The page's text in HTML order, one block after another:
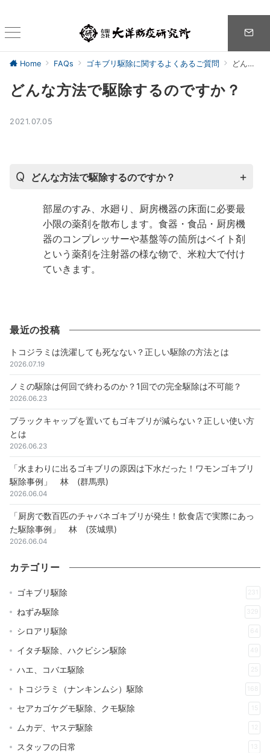
Home FAQs ゴキブリ駆除に関するよくあるご質問 どんな方法で駆除するのですか？
どんな方法で駆除するのですか？
2021.07.05
どんな方法で駆除するのですか？
部屋のすみ、水廻り、厨房機器の床面に必要最
小限の薬剤を散布します。食器・食品・厨房機
器のコンプレッサーや基盤等の箇所はベイト剤
という薬剤を注射器の様な物で、米粒大で付け
ていきます。
最近の投稿
トコジラミは洗濯しても死なない？正しい駆除の方法とは
2026.07.19
ノミの駆除は何回で終わるのか？1回での完全駆除は不可能？
2026.06.23
ブラックキャップを置いてもゴキブリが減らない？正しい使い方
とは
2026.06.23
「水まわりに出るゴキブリの原因は下水だった！ワモンゴキブリ
駆除事例」 林 (群馬県)
2026.06.04
「厨房で数百匹のチャバネゴキブリが発生！飲食店で実際にあっ
た駆除事例」 林 (茨城県)
2026.06.04
カテゴリー
ゴキブリ駆除 231
ねずみ駆除 329
シロアリ駆除 64
イタチ駆除、ハクビシン駆除 49
ハエ、コバエ駆除 25
トコジラミ（ナンキンムシ）駆除 168
セアカゴケグモ駆除、クモ駆除 15
ムカデ、ヤスデ駆除 12
スタッフの日常 13